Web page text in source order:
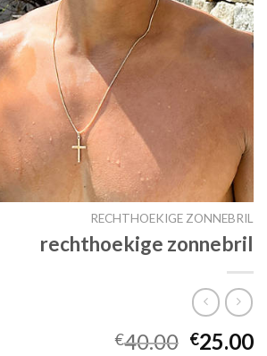
RECHTHOEKIGE ZONNEBRIL
rechthoekige zonnebril
€40.00 €25.00